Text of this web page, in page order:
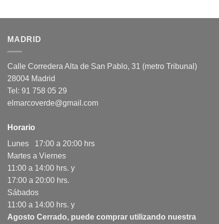
MADRID
Calle Corredera Alta de San Pablo, 31 (metro Tribunal)
28004 Madrid
Tel: 91 758 05 29
elmarcoverde@gmail.com
Horario
Lunes 17:00 a 20:00 hrs
Martes a Viernes
11:00 a 14:00 hrs. y
17:00 a 20:00 hrs.
Sábados
11:00 a 14:00 hrs. y
Agosto Cerrado, puede comprar utilizando nuestra